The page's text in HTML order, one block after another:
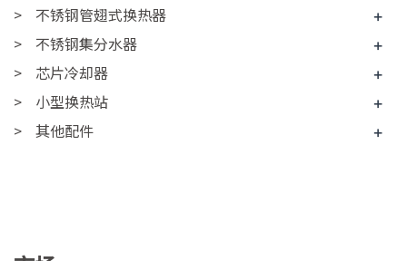
不锈钢管翅式换热器
+
不锈钢集分水器
+
芯片冷却器
+
小型换热站
+
其他配件
+